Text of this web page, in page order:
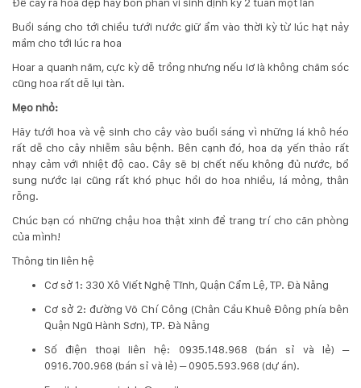
Cẩm
Lệ
nẵng
132
-
168
Võ
Chí
Công
Hòa
Buổi sáng cho tới chiều tưới nước giữ ẩm vào thời kỳ từ lúc hạt nảy
mầm cho tới lúc ra hoa
Hoar a quanh năm, cực kỳ dễ trồng nhưng nếu lơ là không chăm sóc
cũng hoa rất dễ lụi tàn.
Mẹo nhỏ:
Hãy tưới hoa và vệ sinh cho cây vào buổi sáng vì những lá khô héo
rất dễ cho cây nhiễm sâu bệnh. Bên cạnh đó, hoa dạ yến thảo rất
nhạy cảm với nhiệt độ cao. Cây sẽ bị chết nếu không đủ nước, bổ
sung nước lại cũng rất khó phục hồi do hoa nhiều, lá mỏng, thân
rỗng.
Chúc bạn có những chậu hoa thật xinh để trang trí cho căn phòng
của mình!
Thông tin liên hệ
Cơ sở 1: 330 Xô Viết Nghệ Tĩnh, Quận Cẩm Lệ, TP. Đà Nẵng
Cơ sở 2: đường Võ Chí Công (Chân Cầu Khuê Đông phía bên
Quận Ngũ Hành Sơn), TP. Đà Nẵng
​Số điện thoại liên hệ: 0935.148.968 (bán sỉ và lẻ) –
0916.700.968 (bán sỉ và lẻ) – 0905.593.968 (dự án).